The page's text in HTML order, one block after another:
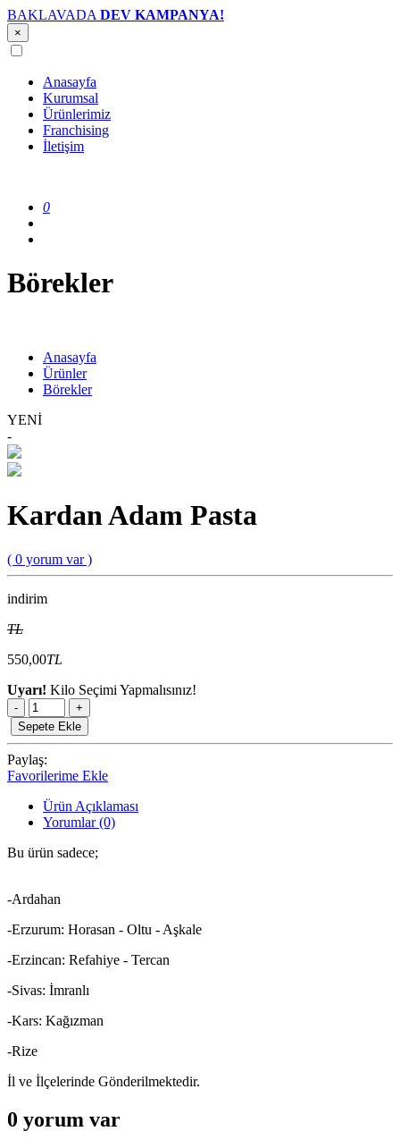
BAKLAVADA DEV KAMPANYA!
×
Anasayfa
Kurumsal
Ürünlerimiz
Franchising
İletişim
0
Börekler
Anasayfa
Ürünler
Börekler
YENİ
-
Kardan Adam Pasta
( 0 yorum var )
indirim
TL
550,00TL
Uyarı! Kilo Seçimi Yapmalısınız!
-
+
Sepete Ekle
Paylaş:
Favorilerime Ekle
Ürün Açıklaması
Yorumlar (0)
Bu ürün sadece;
-Ardahan
-Erzurum: Horasan - Oltu - Aşkale
-Erzincan: Refahiye - Tercan
-Sivas: İmranlı
-Kars: Kağızman
-Rize
İl ve İlçelerinde Gönderilmektedir.
0 yorum var